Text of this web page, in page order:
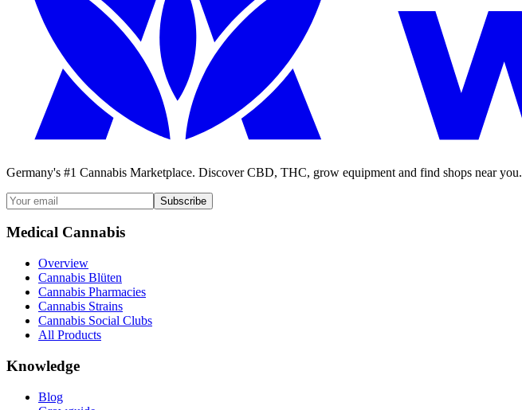
Germany's #1 Cannabis Marketplace. Discover CBD, THC, grow equipment and find shops near you.
Subscribe
Medical Cannabis
Overview
Cannabis Blüten
Cannabis Pharmacies
Cannabis Strains
Cannabis Social Clubs
All Products
Knowledge
Blog